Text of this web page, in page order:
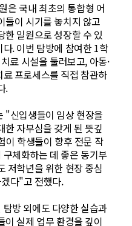
은 국내 최초의 통합형 어
들이 시기를 놓치지 않고
한 일원으로 성장할 수 있
. 이번 탐방에 참여한 1학
료 시설을 둘러보고, 아동·
프로세스를 직접 참관하
.
"신입생들이 임상 현장을
한 자부심을 갖게 된 뜻깊
이 학생들이 향후 전문 작
체화하는 데 좋은 동기부
저학년을 위한 현장 중심
다"고 전했다.
방 외에도 다양한 실습과
이 실제 업무 환경을 깊이